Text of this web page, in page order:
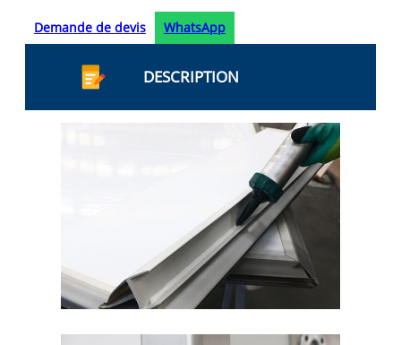
Demande de devis WhatsApp
DESCRIPTION